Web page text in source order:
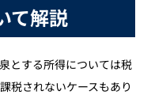
て解説
とする所得については税
税されないケースもあり